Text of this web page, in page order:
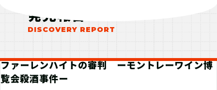
発見報告
ファーレンハイトの審判 ーモントレーワイン博
覧会殺酒事件ー